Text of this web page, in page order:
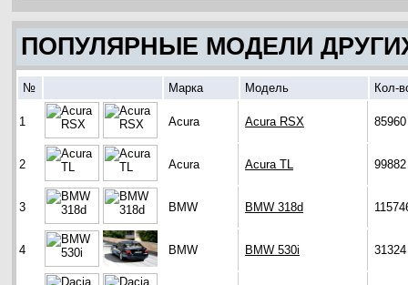
ПОПУЛЯРНЫЕ МОДЕЛИ
№ Марка Модель Кол-
1 Acura Acura RSX 85960
2 Acura Acura TL 99882
3 BMW BMW 318d
4 BMW BMW 530i 31324